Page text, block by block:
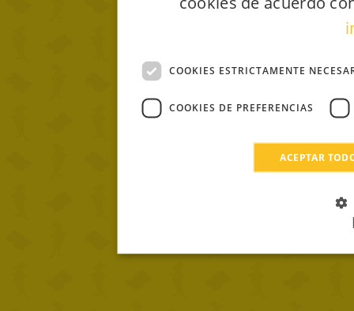
COOKIES ESTRICTAMENTE
COOKIES DE PREFERENCIAS
ACEPTAR